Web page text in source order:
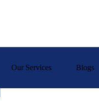
Our Services Blogs